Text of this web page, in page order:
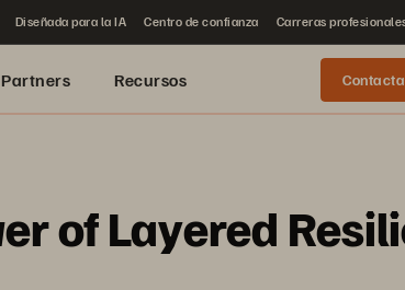
Diseñada para la IA Centro de confianza Carreras
Partners Recursos
of Layered